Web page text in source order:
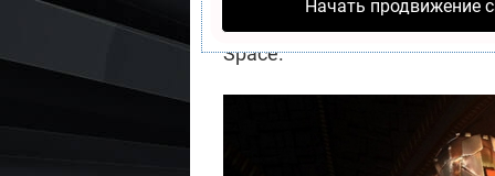
Начать продвижение
аудио директора и VFX
Space.